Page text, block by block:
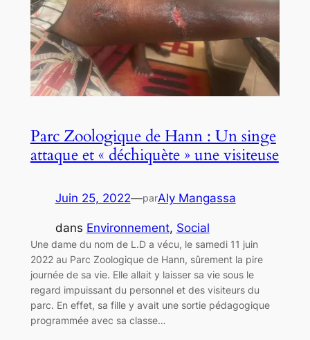
Parc Zoologique de Hann : Un singe
attaque et « déchiquète » une visiteuse
Juin 25, 2022—parAly Mangassa
dans Environnement, Social
Une dame du nom de L.D a vécu, le samedi 11 juin
2022 au Parc Zoologique de Hann, sûrement la pire
journée de sa vie. Elle allait y laisser sa vie sous le
regard impuissant du personnel et des visiteurs du
parc. En effet, sa fille y avait une sortie pédagogique
programmée avec sa classe…